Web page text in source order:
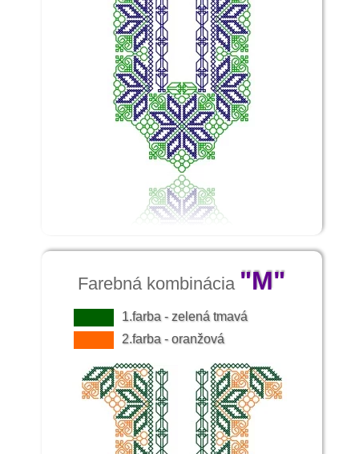
Farebná kombinácia "M"
1.farba - zelená tmavá
2.farba - oranžová